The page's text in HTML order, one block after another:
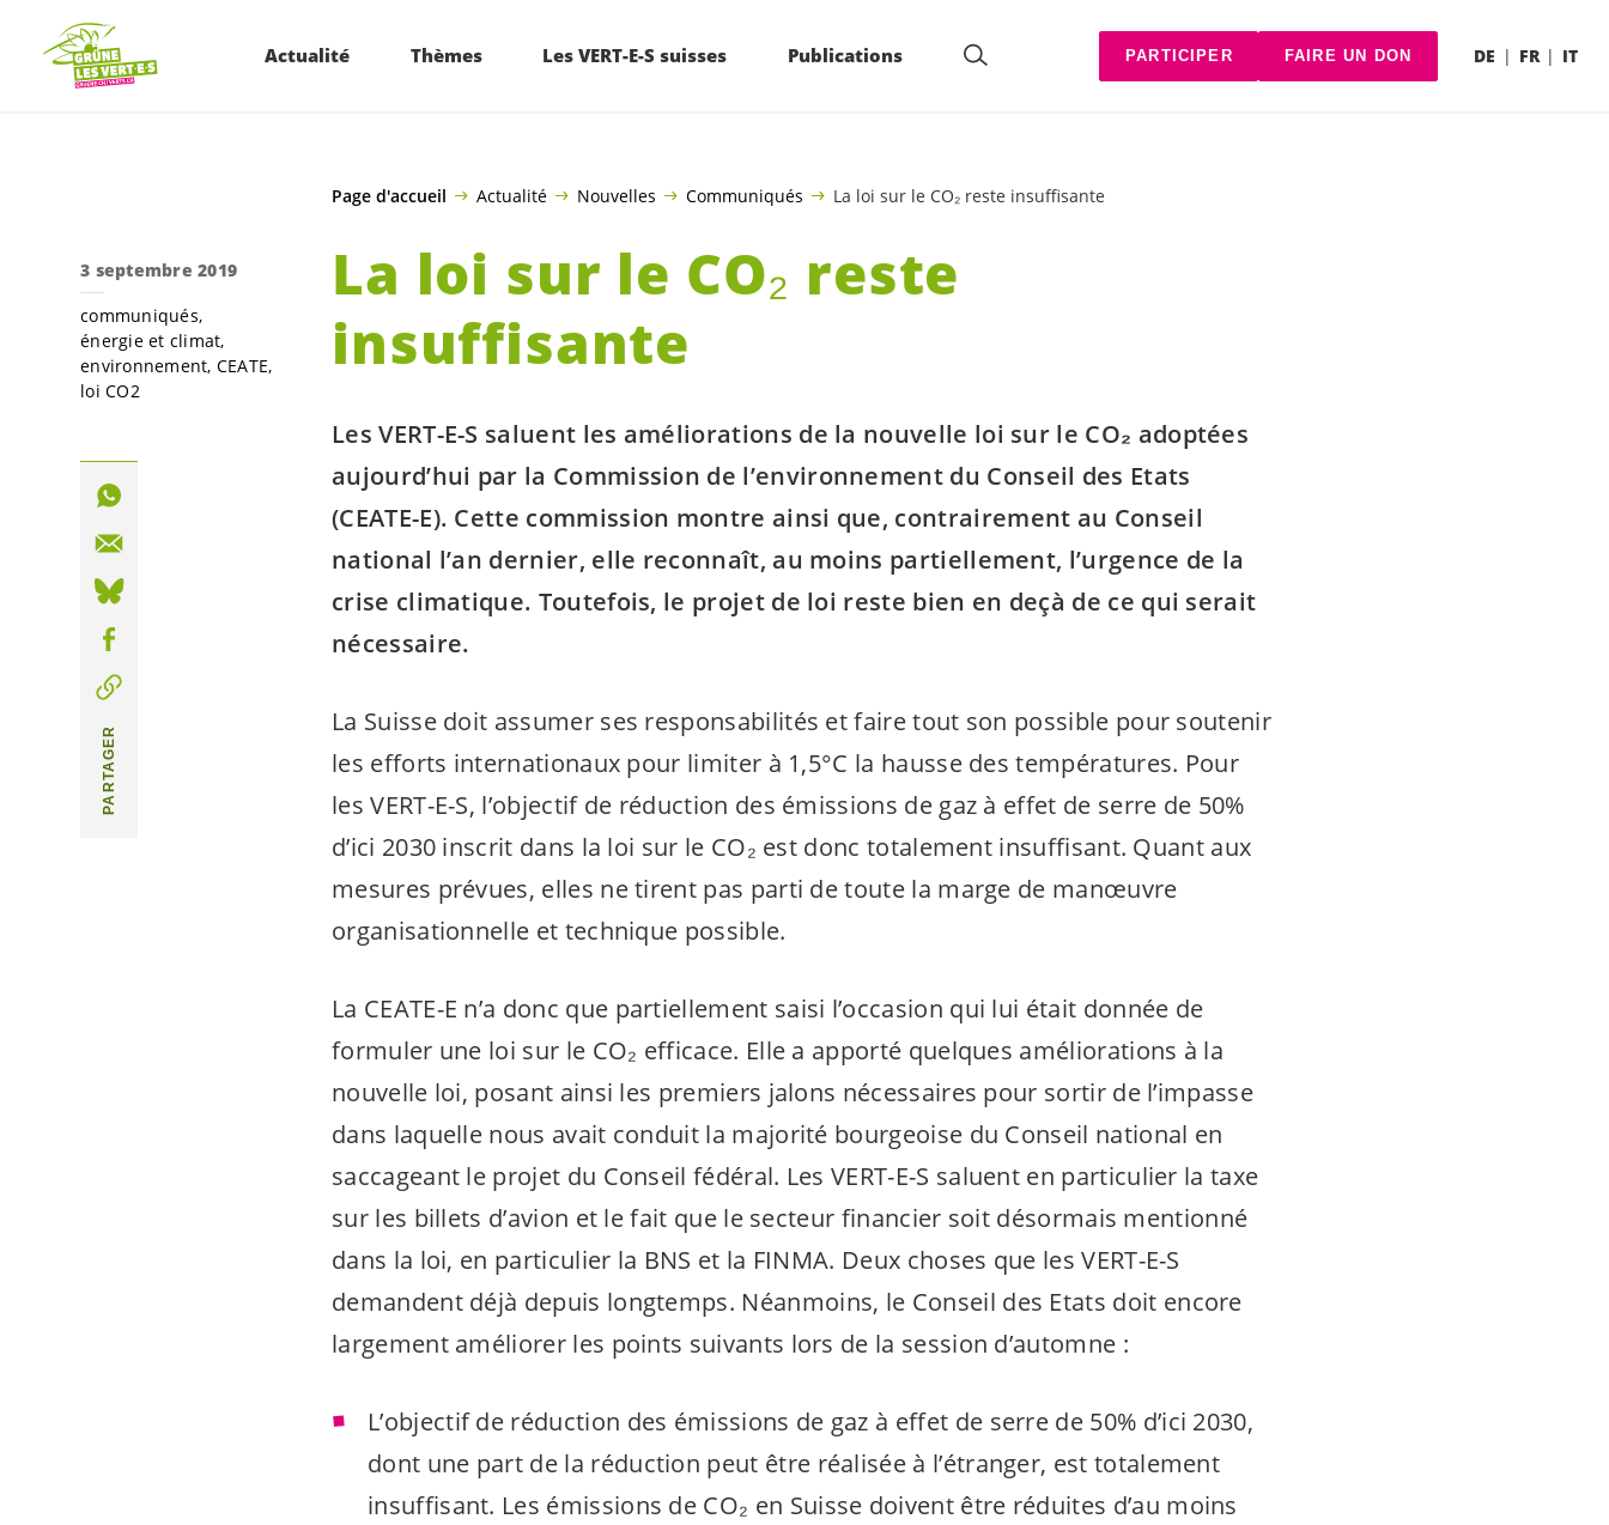
ALLER AU CONTENU PRINCIPAL
Actualité Thèmes Les VERT-E-S suisses Publications PARTICIPER FAIRE UN DON DE FR IT
Page d'accueil Actualité Nouvelles Communiqués La loi sur le CO₂ reste insuffisante
La loi sur le CO₂ reste
insuffisante
LesVERT-E-S saluent les améliorations de la nouvelle loi sur le CO₂ adoptées
aujourd’hui par la Commission de l’environnement du Conseil des Etats
(CEATE-E). Cette commission montre ainsi que, contrairement au Conseil
national l’an dernier, elle reconnaît, au moins partiellement, l’urgence de la
crise climatique. Toutefois, le projet de loi reste bien en deçà de ce qui serait
nécessaire.
La Suisse doit assumer ses responsabilités et faire tout son possible pour soutenir
les efforts internationaux pour limiter à 1,5°C la hausse des températures. Pour
lesVERT-E-S, l’objectif de réduction des émissions de gaz à effet de serre de 50%
d’ici 2030 inscrit dans la loi sur le CO₂ est donc totalement insuffisant. Quant aux
mesures prévues, elles ne tirent pas parti de toute la marge de manœuvre
organisationnelle et technique possible.
La CEATE-E n’a donc que partiellement saisi l’occasion qui lui était donnée de
formuler une loi sur le CO₂ efficace. Elle a apporté quelques améliorations à la
nouvelle loi, posant ainsi les premiers jalons nécessaires pour sortir de l’impasse
dans laquelle nous avait conduit la majorité bourgeoise du Conseil national en
saccageant le projet du Conseil fédéral. LesVERT-E-S saluent en particulier la taxe
sur les billets d’avion et le fait que le secteur financier soit désormais mentionné
dans la loi, en particulier la BNS et la FINMA. Deux choses que lesVERT-E-S
demandent déjà depuis longtemps. Néanmoins, le Conseil des Etats doit encore
largement améliorer les points suivants lors de la session d’automne :
L’objectif de réduction des émissions de gaz à effet de serre de 50% d’ici 2030,
dont une part de la réduction peut être réalisée à l’étranger, est totalement
insuffisant. Les émissions de CO₂ en Suisse doivent être réduites d’au moins
3 septembre 2019
communiqués
énergie et climat
environnement CEATE
loi CO2
PARTAGER